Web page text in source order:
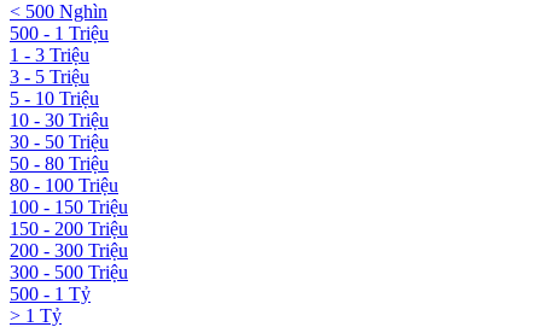
< 500 Nghìn
500 - 1 Triệu
1 - 3 Triệu
3 - 5 Triệu
5 - 10 Triệu
10 - 30 Triệu
30 - 50 Triệu
50 - 80 Triệu
80 - 100 Triệu
100 - 150 Triệu
150 - 200 Triệu
200 - 300 Triệu
300 - 500 Triệu
500 - 1 Tỷ
> 1 Tỷ